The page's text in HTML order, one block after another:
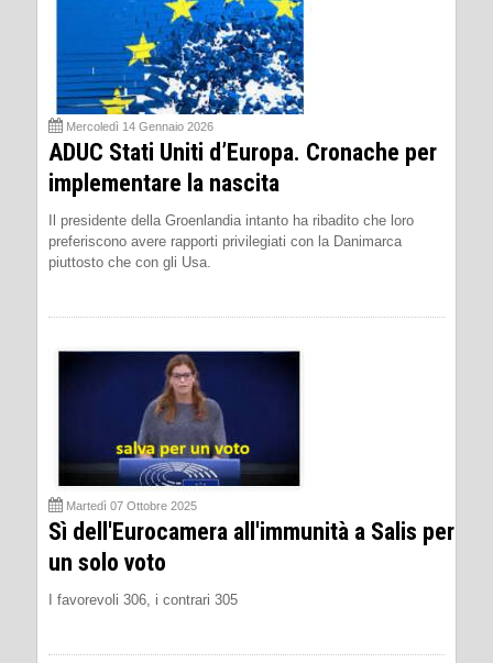
Mercoledì 14 Gennaio 2026
ADUC Stati Uniti d’Europa. Cronache per
implementare la nascita
Il presidente della Groenlandia intanto ha ribadito che loro
preferiscono avere rapporti privilegiati con la Danimarca
piuttosto che con gli Usa.
Martedì 07 Ottobre 2025
Sì dell'Eurocamera all'immunità a Salis per
un solo voto
I favorevoli 306, i contrari 305